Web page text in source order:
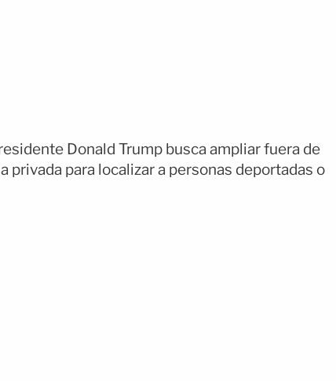
Donald Trump busca ampliar fuera de
para localizar a personas deportadas o